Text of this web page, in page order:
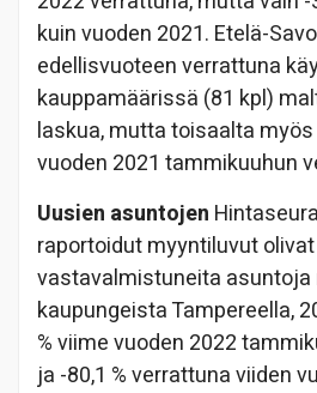
kuin vuoden 2021. Etelä-
edellisvuoteen verrattuna
kauppamäärissä (81 kpl)
laskua, mutta toisaalta myös
vuoden 2021 tammikuuhun
Uusien asuntojen
raportoidut myyntiluvut
vastavalmistuneita
kaupungeista Tampereella,
% viime vuoden 2022
ja -80,1 % verrattuna viiden